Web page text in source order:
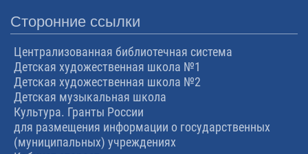
Сторонние ссылки
Централизованная библиотечная система
Детская художественная школа №1
Детская художественная школа №2
Детская музыкальная школа
Культура. Гранты России
для размещения информации о государственных
(муниципальных) учреждениях